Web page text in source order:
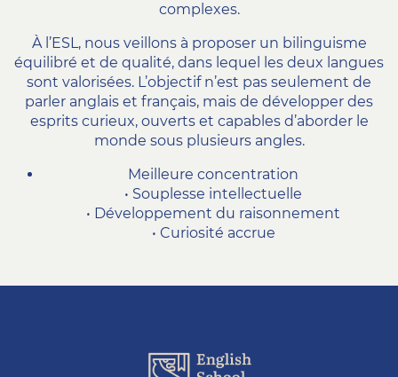
complexes.
À l’ESL, nous veillons à proposer un bilinguisme
équilibré et de qualité, dans lequel les deux langues
sont valorisées. L’objectif n’est pas seulement de
parler anglais et français, mais de développer des
esprits curieux, ouverts et capables d’aborder le
monde sous plusieurs angles.
Meilleure concentration
• Souplesse intellectuelle
• Développement du raisonnement
• Curiosité accrue